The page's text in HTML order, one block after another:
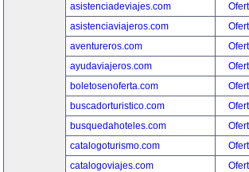
asistenciadeviajes.com
asistenciaviajeros.com
aventureros.com
ayudaviajeros.com
boletosenoferta.com
buscadorturistico.com
busquedahoteles.com
catalogoturismo.com
catalogoviajes.com